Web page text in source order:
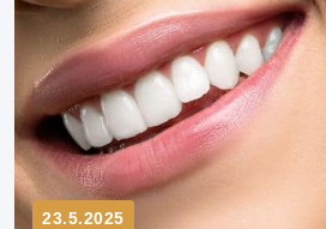
23.5.2025